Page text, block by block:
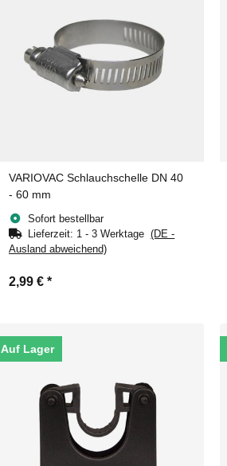
VARIOVAC Schlauchschelle DN 40
- 60 mm
Sofort bestellbar
Lieferzeit: 1 - 3 Werktage(DE -
Ausland abweichend)
2,99 € *
Auf Lager